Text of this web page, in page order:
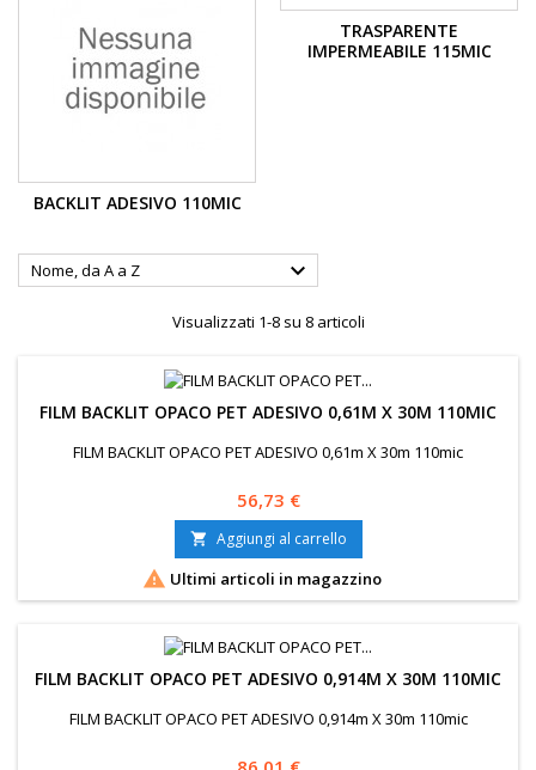
BACKLIT ADESIVO 110MIC
TRASPARENTE
IMPERMEABILE 115MIC
Nome, da A a Z 
Visualizzati 1-8 su 8 articoli
FILM BACKLIT OPACO PET ADESIVO 0,61M X 30M 110MIC
FILM BACKLIT OPACO PET ADESIVO 0,61m X 30m 110mic
Prezzo
56,73 €
 Aggiungi al carrello
 Ultimi articoli in magazzino
FILM BACKLIT OPACO PET ADESIVO 0,914M X 30M 110MIC
FILM BACKLIT OPACO PET ADESIVO 0,914m X 30m 110mic